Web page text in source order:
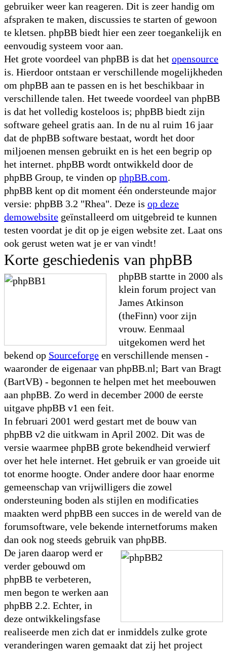
gebruiker weer kan reageren. Dit is zeer handig om
afspraken te maken, discussies te starten of gewoon
te kletsen. phpBB biedt hier een zeer toegankelijk en
eenvoudig systeem voor aan.
Het grote voordeel van phpBB is dat het opensource
is. Hierdoor ontstaan er verschillende mogelijkheden
om phpBB aan te passen en is het beschikbaar in
verschillende talen. Het tweede voordeel van phpBB
is dat het volledig kosteloos is; phpBB biedt zijn
software geheel gratis aan. In de nu al ruim 16 jaar
dat de phpBB software bestaat, wordt het door
miljoenen mensen gebruikt en is het een begrip op
het internet. phpBB wordt ontwikkeld door de
phpBB Group, te vinden op phpBB.com.
phpBB kent op dit moment één ondersteunde major
versie: phpBB 3.2 "Rhea". Deze is op deze
demowebsite geïnstalleerd om uitgebreid te kunnen
testen voordat je dit op je eigen website zet. Laat ons
ook gerust weten wat je er van vindt!
Korte geschiedenis van phpBB
phpBB startte in 2000 als
klein forum project van
James Atkinson
(theFinn) voor zijn
vrouw. Eenmaal
uitgekomen werd het
bekend op Sourceforge en verschillende mensen -
waaronder de eigenaar van phpBB.nl; Bart van Bragt
(BartVB) - begonnen te helpen met het meebouwen
aan phpBB. Zo werd in december 2000 de eerste
uitgave phpBB v1 een feit.
In februari 2001 werd gestart met de bouw van
phpBB v2 die uitkwam in April 2002. Dit was de
versie waarmee phpBB grote bekendheid verwierf
over het hele internet. Het gebruik er van groeide uit
tot enorme hoogte. Onder andere door haar enorme
gemeenschap van vrijwilligers die zowel
ondersteuning boden als stijlen en modificaties
maakten werd phpBB een succes in de wereld van de
forumsoftware, vele bekende internetforums maken
dan ook nog steeds gebruik van phpBB.
De jaren daarop werd er
verder gebouwd om
phpBB te verbeteren,
men begon te werken aan
phpBB 2.2. Echter, in
deze ontwikkelingsfase
realiseerde men zich dat er inmiddels zulke grote
veranderingen waren gemaakt dat zij het project